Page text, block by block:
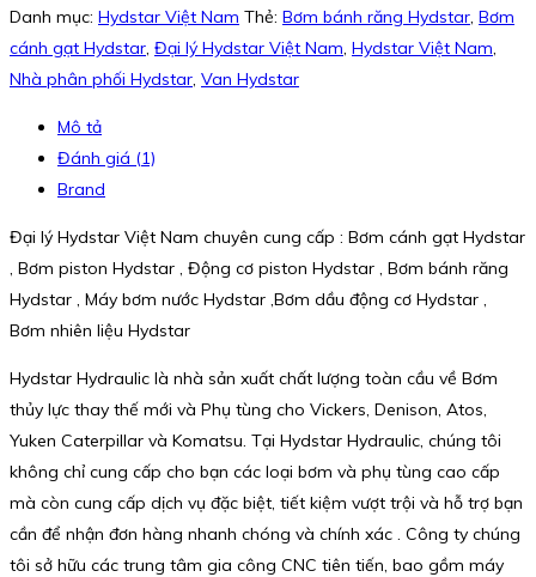
Danh mục: Hydstar Việt Nam Thẻ: Bơm bánh răng Hydstar Bơm
cánh gạt Hydstar Đại lý Hydstar Việt Nam Hydstar Việt Nam
Nhà phân phối Hydstar Van Hydstar
Mô tả
Đánh giá (1)
Brand
Đại lý Hydstar Việt Nam chuyên cung cấp : Bơm cánh gạt Hydstar
, Bơm piston Hydstar , Động cơ piston Hydstar , Bơm bánh răng
Hydstar , Máy bơm nước Hydstar ,Bơm dầu động cơ Hydstar ,
Bơm nhiên liệu Hydstar
Hydstar Hydraulic là nhà sản xuất chất lượng toàn cầu về Bơm
thủy lực thay thế mới và Phụ tùng cho Vickers, Denison, Atos,
Yuken Caterpillar và Komatsu. Tại Hydstar Hydraulic, chúng tôi
không chỉ cung cấp cho bạn các loại bơm và phụ tùng cao cấp
mà còn cung cấp dịch vụ đặc biệt, tiết kiệm vượt trội và hỗ trợ bạn
cần để nhận đơn hàng nhanh chóng và chính xác . Công ty chúng
tôi sở hữu các trung tâm gia công CNC tiên tiến, bao gồm máy